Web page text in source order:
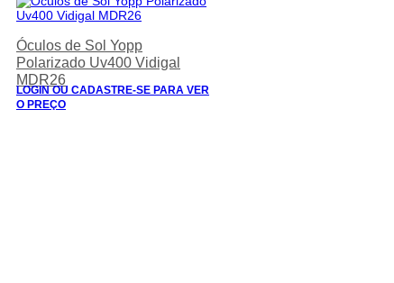
Óculos de Sol Yopp
Polarizado Uv400 Vidigal
MDR26
LOGIN OU CADASTRE-SE PARA VER
O PREÇO